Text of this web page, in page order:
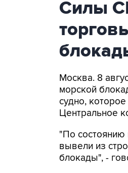
Силы
Москва. 8
морской
судно,
Центральное
"По состоянию
вывели из
блокады", -